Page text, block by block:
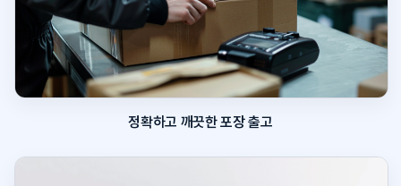
정확하고 깨끗한 포장 출고